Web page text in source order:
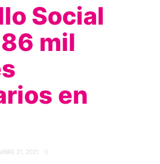
Social
mil
en
21, 2021 0